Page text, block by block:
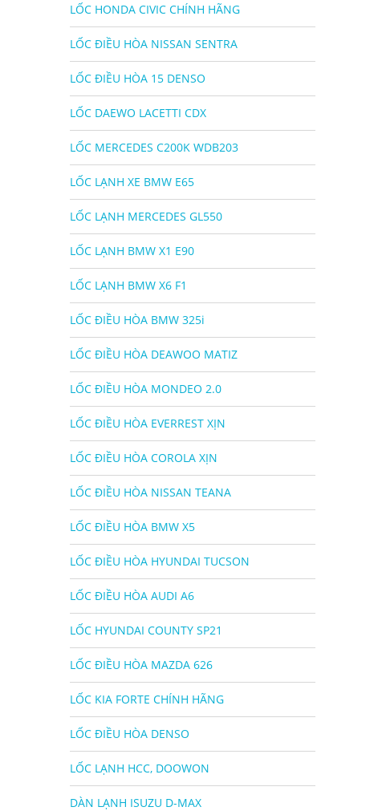
LỐC HONDA CIVIC CHÍNH HÃNG
LỐC ĐIỀU HÒA NISSAN SENTRA
LỐC ĐIỀU HÒA 15 DENSO
LỐC DAEWO LACETTI CDX
LỐC MERCEDES C200K WDB203
LỐC LẠNH XE BMW E65
LỐC LẠNH MERCEDES GL550
LỐC LẠNH BMW X1 E90
LỐC LẠNH BMW X6 F1
LỐC ĐIỀU HÒA BMW 325i
LỐC ĐIỀU HÒA DEAWOO MATIZ
LỐC ĐIỀU HÒA MONDEO 2.0
LỐC ĐIỀU HÒA EVERREST XỊN
LỐC ĐIỀU HÒA COROLA XỊN
LỐC ĐIỀU HÒA NISSAN TEANA
LỐC ĐIỀU HÒA BMW X5
LỐC ĐIỀU HÒA HYUNDAI TUCSON
LỐC ĐIỀU HÒA AUDI A6
LỐC HYUNDAI COUNTY SP21
LỐC ĐIỀU HÒA MAZDA 626
LỐC KIA FORTE CHÍNH HÃNG
LỐC ĐIỀU HÒA DENSO
LỐC LẠNH HCC, DOOWON
DÀN LẠNH ISUZU D-MAX